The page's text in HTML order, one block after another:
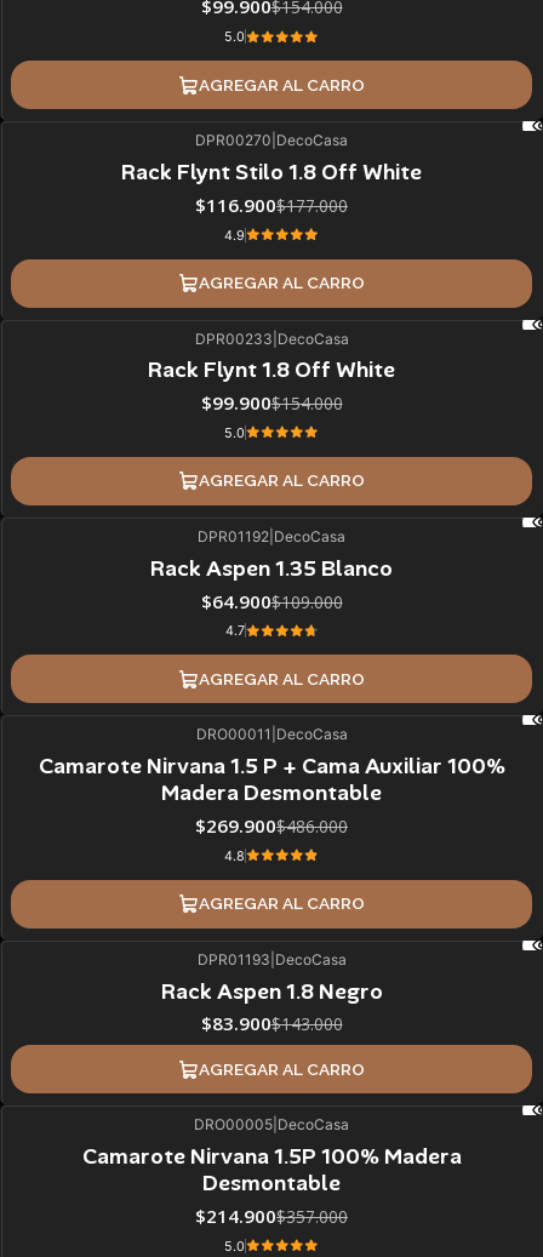
$99.900$154.000
5.0
AGREGAR AL CARRO
DPR00270 DecoCasa
Rack Flynt Stilo 1.8 Off White
$116.900$177.000
4.9
AGREGAR AL CARRO
DPR00233 DecoCasa
Rack Flynt 1.8 Off White
$99.900$154.000
5.0
AGREGAR AL CARRO
DPR01192 DecoCasa
Rack Aspen 1.35 Blanco
$64.900$109.000
4.7
AGREGAR AL CARRO
DRO00011 DecoCasa
Camarote Nirvana 1.5 P + Cama Auxiliar 100%
Madera Desmontable
$269.900$486.000
4.8
AGREGAR AL CARRO
DPR01193 DecoCasa
Rack Aspen 1.8 Negro
$83.900$143.000
AGREGAR AL CARRO
DRO00005 DecoCasa
Camarote Nirvana 1.5P 100% Madera
Desmontable
$214.900$357.000
5.0